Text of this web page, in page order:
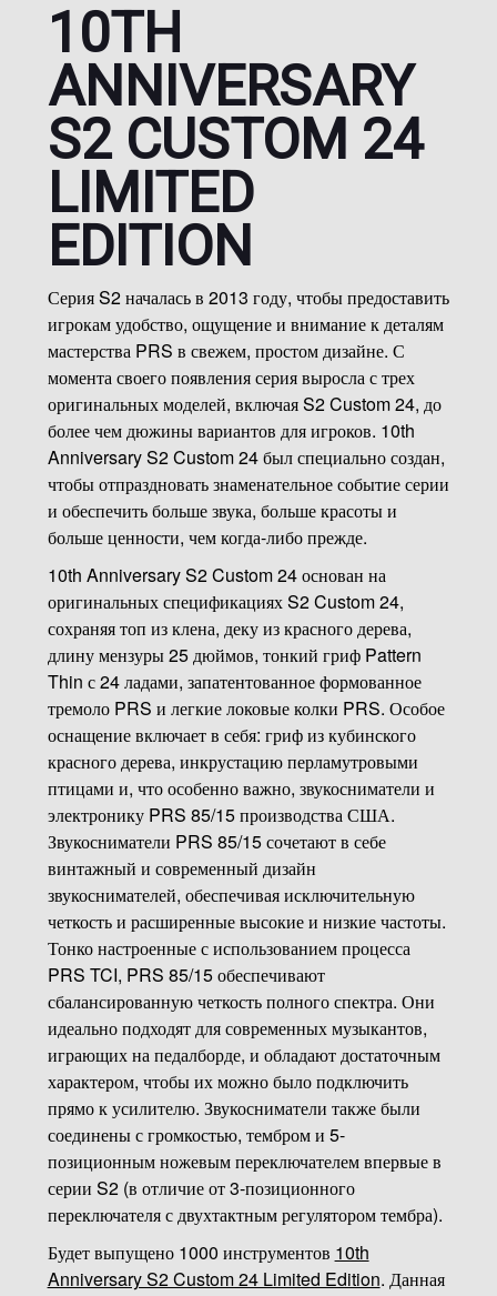
10TH
ANNIVERSARY
S2 CUSTOM 24
LIMITED
EDITION
Серия S2 началась в 2013 году, чтобы предоставить
игрокам удобство, ощущение и внимание к деталям
мастерства PRS в свежем, простом дизайне. С
момента своего появления серия выросла с трех
оригинальных моделей, включая S2 Custom 24, до
более чем дюжины вариантов для игроков. 10th
Anniversary S2 Custom 24 был специально создан,
чтобы отпраздновать знаменательное событие серии
и обеспечить больше звука, больше красоты и
больше ценности, чем когда-либо прежде.
10th Anniversary S2 Custom 24 основан на
оригинальных спецификациях S2 Custom 24,
сохраняя топ из клена, деку из красного дерева,
длину мензуры 25 дюймов, тонкий гриф Pattern
Thin с 24 ладами, запатентованное формованное
тремоло PRS и легкие локовые колки PRS. Особое
оснащение включает в себя: гриф из кубинского
красного дерева, инкрустацию перламутровыми
птицами и, что особенно важно, звукосниматели и
электронику PRS 85/15 производства США.
Звукосниматели PRS 85/15 сочетают в себе
винтажный и современный дизайн
звукоснимателей, обеспечивая исключительную
четкость и расширенные высокие и низкие частоты.
Тонко настроенные с использованием процесса
PRS TCI, PRS 85/15 обеспечивают
сбалансированную четкость полного спектра. Они
идеально подходят для современных музыкантов,
играющих на педалборде, и обладают достаточным
характером, чтобы их можно было подключить
прямо к усилителю. Звукосниматели также были
соединены с громкостью, тембром и 5-
позиционным ножевым переключателем впервые в
серии S2 (в отличие от 3-позиционного
переключателя с двухтактным регулятором тембра).
Будет выпущено 1000 инструментов 10th
Anniversary S2 Custom 24 Limited Edition. Данная